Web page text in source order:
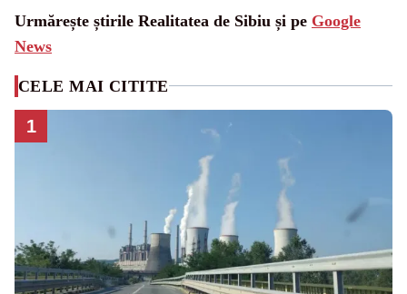
Urmărește știrile Realitatea de Sibiu și pe Google
News
CELE MAI CITITE
1